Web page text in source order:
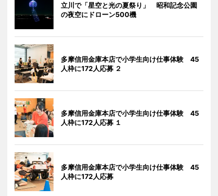
立川で「星空と光の夏祭り」 昭和記念公園
の夜空にドローン500機
多摩信用金庫本店で小学生向け仕事体験 45
人枠に172人応募 ２
多摩信用金庫本店で小学生向け仕事体験 45
人枠に172人応募 １
多摩信用金庫本店で小学生向け仕事体験 45
人枠に172人応募